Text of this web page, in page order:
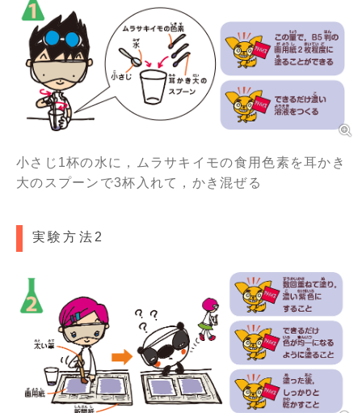
小さじ1杯の水に，ムラサキイモの食用色素を耳かき
大のスプーンで3杯入れて，かき混ぜる
実験方法2